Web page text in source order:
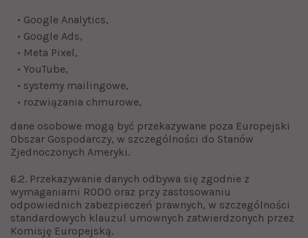
• Google Analytics,
• Google Ads,
• Meta Pixel,
• YouTube,
• systemy mailingowe,
• rozwiązania chmurowe,
dane osobowe mogą być przekazywane poza Europejski
Obszar Gospodarczy, w szczególności do Stanów
Zjednoczonych Ameryki.
6.2. Przekazywanie danych odbywa się zgodnie z
wymaganiami RODO oraz przy zastosowaniu
odpowiednich zabezpieczeń prawnych, w szczególności
standardowych klauzul umownych zatwierdzonych przez
Komisję Europejską.